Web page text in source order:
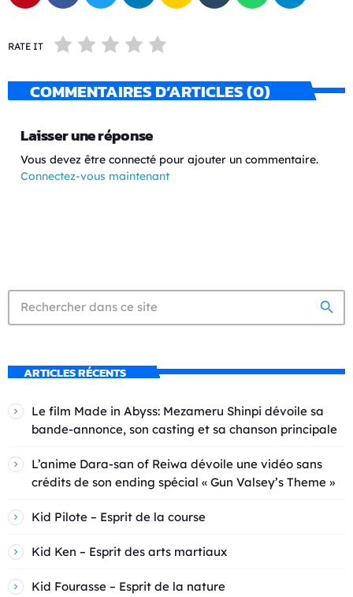
RATE IT
COMMENTAIRES D’ARTICLES (0)
Laisser une réponse
Vous devez être connecté pour ajouter un commentaire.
Connectez-vous maintenant
search
ARTICLES RÉCENTS
Le film Made in Abyss: Mezameru Shinpi dévoile sa
bande-annonce, son casting et sa chanson principale
L’anime Dara-san of Reiwa dévoile une vidéo sans
crédits de son ending spécial « Gun Valsey’s Theme »
Kid Pilote – Esprit de la course
Kid Ken – Esprit des arts martiaux
Kid Fourasse – Esprit de la nature